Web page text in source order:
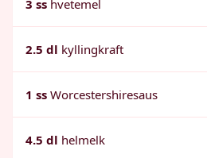
3 ss hvetemel
2.5 dl kyllingkraft
1 ss Worcestershiresaus
4.5 dl helmelk